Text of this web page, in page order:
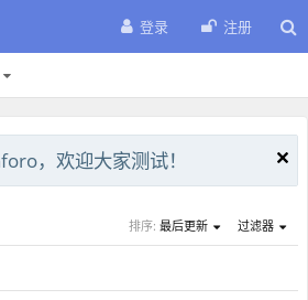
登录 注册
，欢迎大家测试！
排序: 最后更新 过滤器